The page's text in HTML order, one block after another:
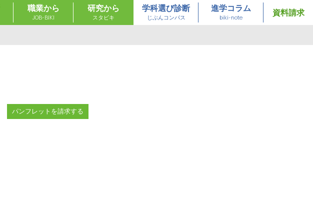
職業から
JOB-BIKI
研究から
スタビキ
学科選び診断
じぶんコンパス
進学コラム
biki-note
資料請求
パンフレットを請求する